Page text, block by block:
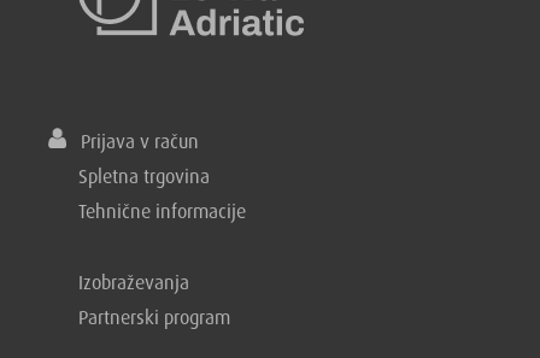
Prijava v račun
Spletna trgovina
Tehnične informacije
Izobraževanja
Partnerski program